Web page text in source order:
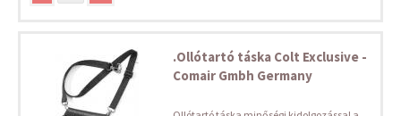
.Ollótartó táska Colt Exclusive -
Comair Gmbh Germany